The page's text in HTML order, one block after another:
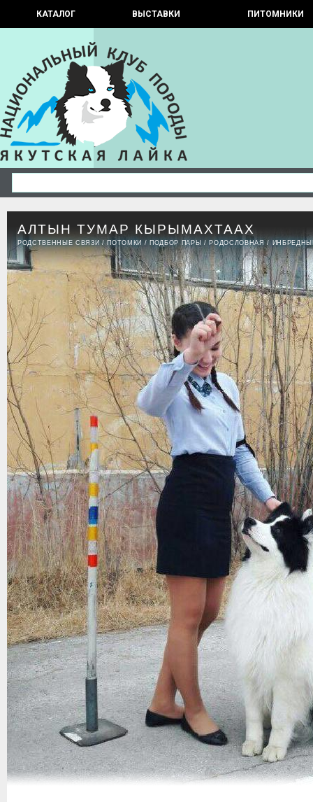
КАТАЛОГ ВЫСТАВКИ ПИТОМНИКИ
АЛТЫН ТУМАР КЫРЫМАХТААХ
РОДСТВЕННЫЕ СВЯЗИ /ПОТОМКИ / ПОДБОР ПАРЫ / РОДОСЛОВНАЯ /